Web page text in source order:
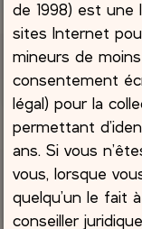
de 1998) est une
sites Internet
mineurs de
consentement
légal) pour la
permettant
ans. Si vous
vous, lorsque
quelqu’un le fait
conseiller